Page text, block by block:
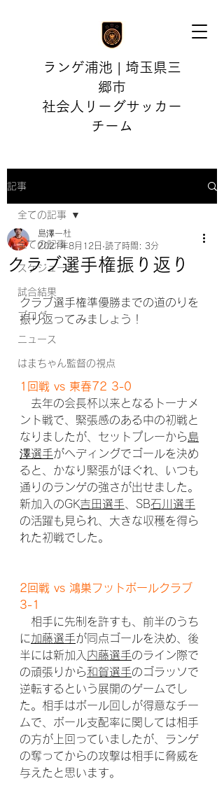
ランゲ浦池 | 埼玉県三
郷市
社会人リーグサッカー
チーム
記事
全ての記事
スケジュール
試合結果
ブログ
ニュース
はまちゃん監督の視点
全ての記事
クラブ選手権振り返り
島澤一杜
2021年8月12日 読了時間: 3分
クラブ選手権準優勝までの道のりを
振り返ってみましょう！
1回戦 vs 東春72 3-0
去年の会長杯以来となるトーナメ
ント戦で、緊張感のある中の初戦と
なりましたが、セットプレーから島
澤選手がヘディングでゴールを決め
ると、かなり緊張がほぐれ、いつも
通りのランゲの強さが出せました。
新加入のGK吉田選手 、SB石川選手
の活躍も見られ、大きな収穫を得ら
れた初戦でした。
2回戦 vs 鴻巣フットボールクラブ
3-1
相手に先制を許すも、前半のうち
に加藤選手が同点ゴールを決め、後
半には新加入 内藤選手のライン際で
の頑張りから和賀選手のゴラッソで
逆転するという展開のゲームでし
た。相手はボール回しが得意なチー
ムで、ボール支配率に関しては相手
の方が上回っていましたが、ランゲ
の奪ってからの攻撃は相手に脅威を
与えたと思います。